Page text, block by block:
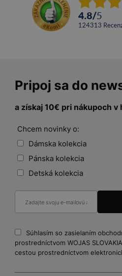
4.8/5
124313
Pripoj sa do
a získaj 10€ pri nákupoch
Chcem novinky o:
Dámska kolekcia
Pánska kolekcia
Detská kolekcia
Súhlasím so zasielaním
prostredníctvom WOJAS
cestou prostredníctvom